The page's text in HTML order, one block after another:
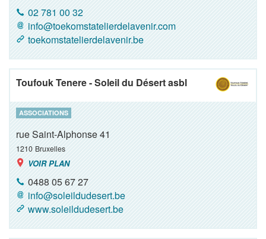
02 781 00 32
info@toekomstatelierdelavenir.com
toekomstatelierdelavenir.be
Toufouk Tenere - Soleil du Désert asbl
ASSOCIATIONS
rue Saint-Alphonse 41
1210 Bruxelles
VOIR PLAN
0488 05 67 27
info@soleildudesert.be
www.soleildudesert.be